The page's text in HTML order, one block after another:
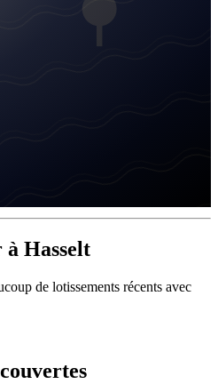
Hasselt
de lotissements récents avec